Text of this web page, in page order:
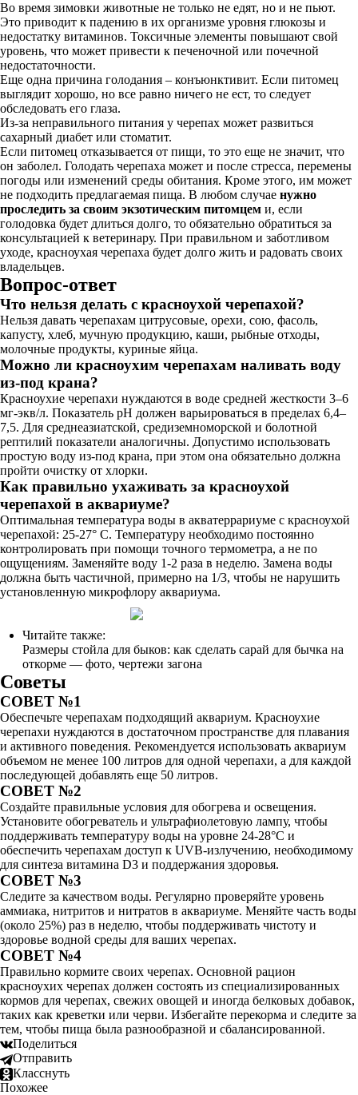
Во время зимовки животные не только не едят, но и не пьют.
Это приводит к падению в их организме уровня глюкозы и
недостатку витаминов. Токсичные элементы повышают свой
уровень, что может привести к печеночной или почечной
недостаточности.
Еще одна причина голодания – конъюнктивит. Если питомец
выглядит хорошо, но все равно ничего не ест, то следует
обследовать его глаза.
Из-за неправильного питания у черепах может развиться
сахарный диабет или стоматит.
Если питомец отказывается от пищи, то это еще не значит, что
он заболел. Голодать черепаха может и после стресса, перемены
погоды или изменений среды обитания. Кроме этого, им может
не подходить предлагаемая пища. В любом случае нужно
проследить за своим экзотическим питомцем и, если
голодовка будет длиться долго, то обязательно обратиться за
консультацией к ветеринару. При правильном и заботливом
уходе, красноухая черепаха будет долго жить и радовать своих
владельцев.
Вопрос-ответ
Что нельзя делать с красноухой черепахой?
Нельзя давать черепахам цитрусовые, орехи, сою, фасоль,
капусту, хлеб, мучную продукцию, каши, рыбные отходы,
молочные продукты, куриные яйца.
Можно ли красноухим черепахам наливать воду
из-под крана?
Красноухие черепахи нуждаются в воде средней жесткости 3–6
мг-экв/л. Показатель pH должен варьироваться в пределах 6,4–
7,5. Для среднеазиатской, средиземноморской и болотной
рептилий показатели аналогичны. Допустимо использовать
простую воду из-под крана, при этом она обязательно должна
пройти очистку от хлорки.
Как правильно ухаживать за красноухой
черепахой в аквариуме?
Оптимальная температура воды в акватеррариуме с красноухой
черепахой: 25-27° С. Температуру необходимо постоянно
контролировать при помощи точного термометра, а не по
ощущениям. Заменяйте воду 1-2 раза в неделю. Замена воды
должна быть частичной, примерно на 1/3, чтобы не нарушить
установленную микрофлору аквариума.
Читайте также:
Размеры стойла для быков: как сделать сарай для бычка на
откорме — фото, чертежи загона
Советы
СОВЕТ №1
Обеспечьте черепахам подходящий аквариум. Красноухие
черепахи нуждаются в достаточном пространстве для плавания
и активного поведения. Рекомендуется использовать аквариум
объемом не менее 100 литров для одной черепахи, а для каждой
последующей добавлять еще 50 литров.
СОВЕТ №2
Создайте правильные условия для обогрева и освещения.
Установите обогреватель и ультрафиолетовую лампу, чтобы
поддерживать температуру воды на уровне 24-28°C и
обеспечить черепахам доступ к UVB-излучению, необходимому
для синтеза витамина D3 и поддержания здоровья.
СОВЕТ №3
Следите за качеством воды. Регулярно проверяйте уровень
аммиака, нитритов и нитратов в аквариуме. Меняйте часть воды
(около 25%) раз в неделю, чтобы поддерживать чистоту и
здоровье водной среды для ваших черепах.
СОВЕТ №4
Правильно кормите своих черепах. Основной рацион
красноухих черепах должен состоять из специализированных
кормов для черепах, свежих овощей и иногда белковых добавок,
таких как креветки или черви. Избегайте перекорма и следите за
тем, чтобы пища была разнообразной и сбалансированной.
Поделиться
Отправить
Класснуть
Похожее